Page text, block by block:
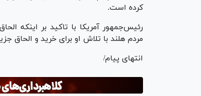
کرده است.
رئیس‌جمهور آمریکا با تاکید بر اینکه
مردم هلند با تلاش او برای خرید و الحاق
انتهای پیام/